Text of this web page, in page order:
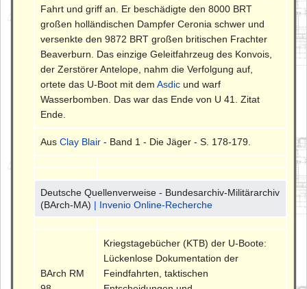
Fahrt und griff an. Er beschädigte den 8000 BRT
großen holländischen Dampfer Ceronia schwer und
versenkte den 9872 BRT großen britischen Frachter
Beaverburn. Das einzige Geleitfahrzeug des Konvois,
der Zerstörer Antelope, nahm die Verfolgung auf,
ortete das U-Boot mit demAsdic und warf
Wasserbomben. Das war das Ende von U 41. Zitat
Ende.
AusClay Blair - Band 1 - Die Jäger - S. 178-179.
Deutsche Quellenverweise - Bundesarchiv-Militärarchiv
(BArch-MA) | Invenio Online-Recherche
BArch RM
Kriegstagebücher (KTB) der U-Boote:
Lückenlose Dokumentation der
Feindfahrten, taktischen